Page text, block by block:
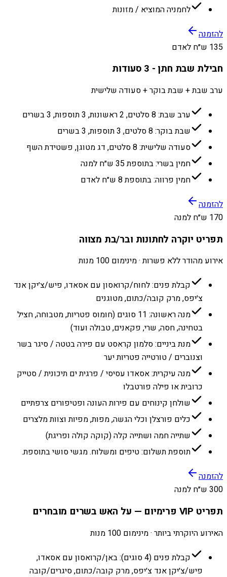
לחמניה המוציא / מזונות
להזמנה
135 ש״ח לאדם
חבילת שבת חתן - 3 סעודות
ערב שבת + שבת בוקר + סעודה שלישית
ערב שבת: 8 סלטים, 2 ראשונות, 3 תוספות, 3 בשרים
שבת בוקר: 8 סלטים, 3 תוספות, 3 בשרים
סעודה שלישית: 8 סלטים, דג מטוגן, פשטידת השף
חמין בשרי: בתוספת 35 ש״ח למנה
חמין פרווה: בתוספת 8 ש״ח לאדם
להזמנה
170 ש״ח למנה
תפריט יוקרה לחתונות ובר/בת מצווה
אירוע מהודר ללא פשרות · מינימום 100 מנות
קבלת פנים: לחוח/קרואסון עם אסאדו, פיש/צ׳יקן אנד
צ׳יפס, מרק קובה/כתום, מטוגנים
מנה ראשונה: 11 סוגים (חומוס פטריות, מטבוחה, חציל
בטחינה, חסה, שרי, פקאנים, טבולה ועוד)
מנת ביניים: סלמון קראסט עם פירה בטטה / סיגר בשר
וצנוברים / טורטייה פטריות יער
מנה עיקרית: אסאדו עסיסי / פרגית ים תיכונית / סטייק
כרובית או פילה פורטבלו
שולחן קינוחים עם פירות העונה ופטיפורים צרפתיים
כלים פורצלן וכלי הגשה, מפות, מפיות וצוות מלצרים
שתייה חמה ושתייה קלה (קוקה קולה ופריגת)
תוספת תשלום: טיפים ומשלוח. מגשי סושי בתוספת.
להזמנה
300 ש״ח למנה
תפריט VIP פרימיום — על האש בשרים מובחרים
האירוע היוקרתי ביותר · מינימום 100 מנות
קבלת פנים (4 סוגים): באן/קרואסון עם אסאדו,
פיש/צ׳יקן אנד צ׳יפס, מרק קובה/כתום, סיגרים/קובה